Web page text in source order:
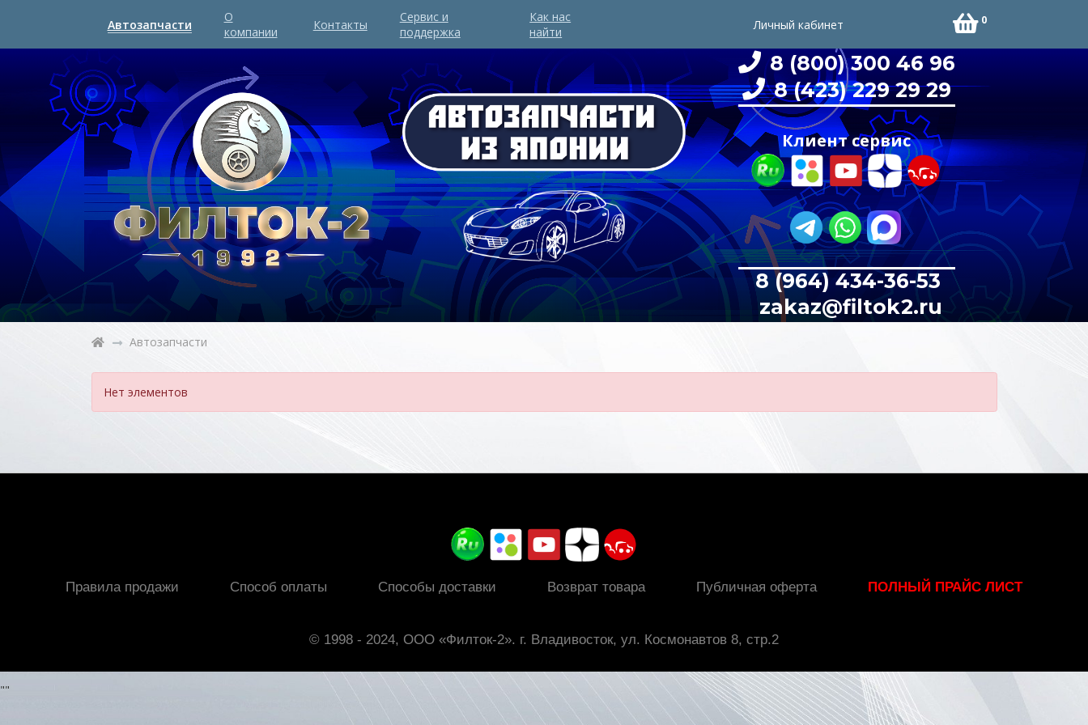
Автозапчасти
О
компании
Контакты
Сервис и
поддержка
Как нас
найти
Личный кабинет 0
8 (800) 300 46 96
8 (423) 229 29 29
Клиент сервис
8 (964) 434-36-53
zakaz@filtok2.ru
Автозапчасти
Нет элементов
Правила продажи Способ оплаты Способы доставки Возврат товара Публичная оферта ПОЛНЫЙ ПРАЙС ЛИСТ
© 1998 - 2024, ООО «Филток-2». г. Владивосток, ул. Космонавтов 8, стр.2
""